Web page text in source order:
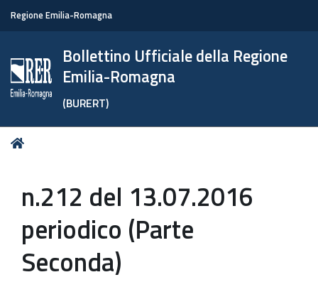
Regione Emilia-Romagna
Bollettino Ufficiale della Regione
Emilia-Romagna
(BURERT)
Tu
n.212 del 13.07.2016
periodico (Parte
Seconda)